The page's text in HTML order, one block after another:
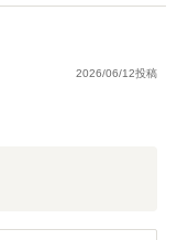
2026/06/12投稿